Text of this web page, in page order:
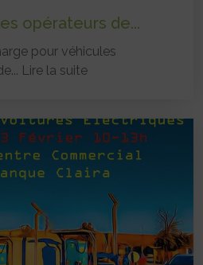
opérateurs de...
pour véhicules
Lire la suite